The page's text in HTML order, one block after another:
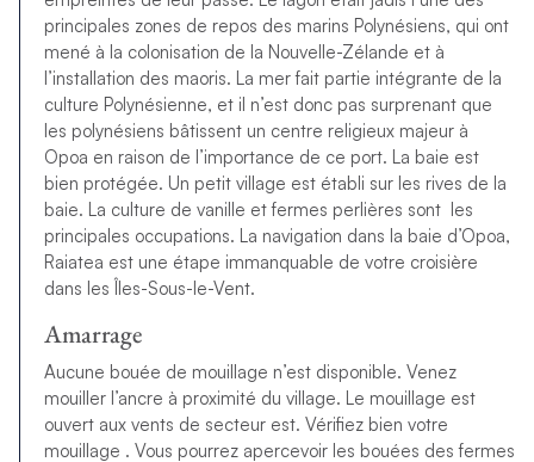
principales zones de repos des marins Polynésiens, qui ont
mené à la colonisation de la Nouvelle-Zélande et à
l’installation des maoris. La mer fait partie intégrante de la
culture Polynésienne, et il n’est donc pas surprenant que
les polynésiens bâtissent un centre religieux majeur à
Opoa en raison de l’importance de ce port. La baie est
bien protégée. Un petit village est établi sur les rives de la
baie. La culture de vanille et fermes perlières sont les
principales occupations. La navigation dans la baie d’Opoa,
Raiatea est une étape immanquable de votre croisière
dans les Îles-Sous-le-Vent.
Amarrage
Aucune bouée de mouillage n’est disponible. Venez
mouiller l’ancre à proximité du village. Le mouillage est
ouvert aux vents de secteur est. Vérifiez bien votre
mouillage . Vous pourrez apercevoir les bouées des fermes